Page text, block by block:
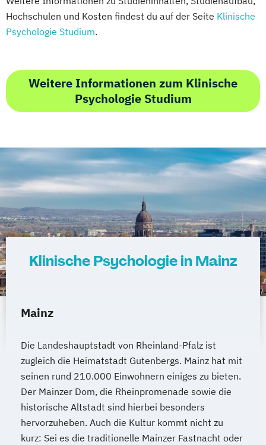
Hochschulen und Kosten findest du auf der Seite Klinische
Psychologie Studium.
Weitere Informationen zum Klinische
Psychologie Studium
Klinische Psychologie in Mainz
Mainz
Die Landeshauptstadt von Rheinland-Pfalz ist
zugleich die Heimatstadt Gutenbergs. Mainz hat mit
seinen rund 210.000 Einwohnern einiges zu bieten.
Der Mainzer Dom, die Rheinpromenade sowie die
historische Altstadt sind hierbei besonders
hervorzuheben. Auch die Kultur kommt nicht zu
kurz: Sei es die traditionelle Mainzer Fastnacht oder